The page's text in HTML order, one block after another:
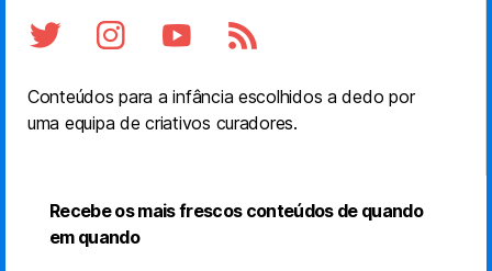
Conteúdos para a infância escolhidos a dedo por
uma equipa de criativos curadores.
Recebe os mais frescos conteúdos de quando
em quando